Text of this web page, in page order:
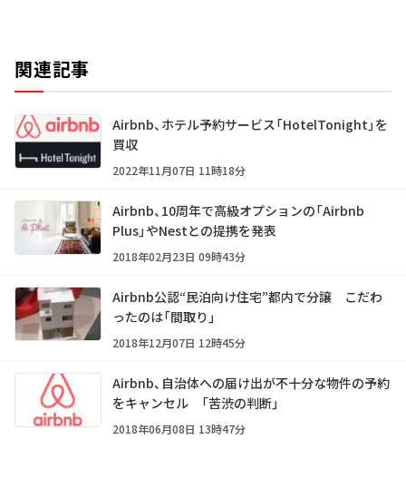
関連記事
Airbnb、ホテル予約サービス「HotelTonight」を
買収
2022年11月07日 11時18分
Airbnb、10周年で高級オプションの「Airbnb
Plus」やNestとの提携を発表
2018年02月23日 09時43分
Airbnb公認“民泊向け住宅”都内で分譲 こだわ
ったのは「間取り」
2018年12月07日 12時45分
Airbnb、自治体への届け出が不十分な物件の予約
をキャンセル 「苦渋の判断」
2018年06月08日 13時47分